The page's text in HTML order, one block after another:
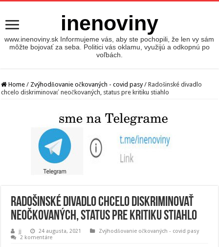
inenoviny
www.inenoviny.sk Informujeme vás, aby ste pochopili, že len vy sám
môžte bojovať za seba. Politici vás oklamu, využijú a odkopnú po
voľbách.
Home / Zvýhodňovanie očkovaných - covid pasy / Radošinské divadlo
chcelo diskriminovať neočkovaných, status pre kritiku stiahlo
Radošinské divadlo chcelo diskriminovať
neočkovaných, status pre kritiku stiahlo
jj 24 augusta, 2021
Zvýhodňovanie očkovaných - covid pasy
2 komentáre